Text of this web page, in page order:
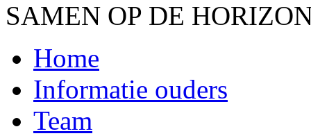
SAMEN OP DE
Home
Informatie ouders
Team